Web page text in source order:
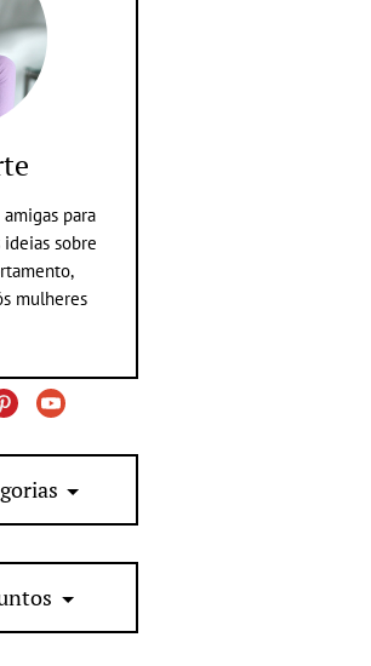
para
sobre
mulheres